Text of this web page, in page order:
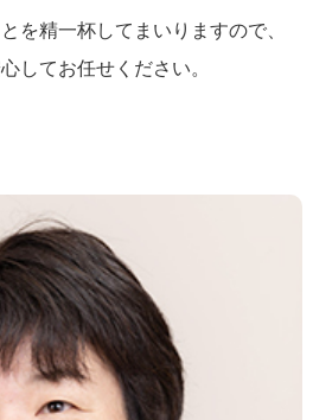
を精一杯してまいりますので、
してお任せください。